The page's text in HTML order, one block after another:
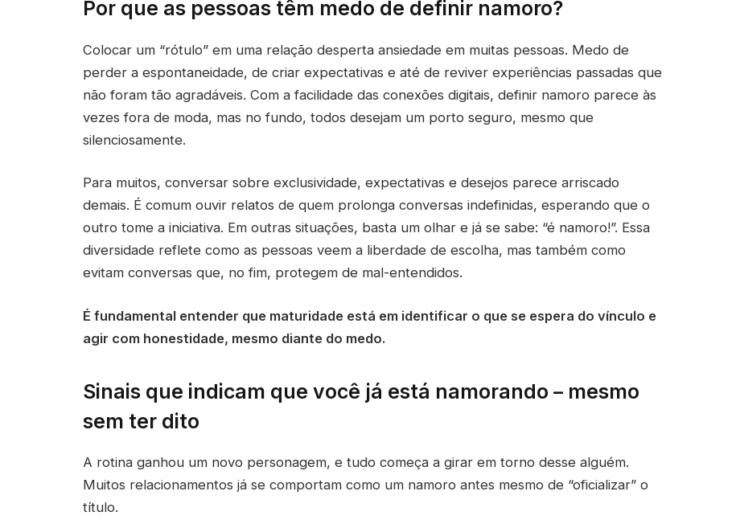
Por que as pessoas têm medo de definir namoro?
Colocar um “rótulo” em uma relação desperta ansiedade em muitas pessoas. Medo de
perder a espontaneidade, de criar expectativas e até de reviver experiências passadas que
não foram tão agradáveis. Com a facilidade das conexões digitais, definir namoro parece às
vezes fora de moda, mas no fundo, todos desejam um porto seguro, mesmo que
silenciosamente.
Para muitos, conversar sobre exclusividade, expectativas e desejos parece arriscado
demais. É comum ouvir relatos de quem prolonga conversas indefinidas, esperando que o
outro tome a iniciativa. Em outras situações, basta um olhar e já se sabe: “é namoro!”. Essa
diversidade reflete como as pessoas veem a liberdade de escolha, mas também como
evitam conversas que, no fim, protegem de mal-entendidos.
É fundamental entender que maturidade está em identificar o que se espera do vínculo e
agir com honestidade, mesmo diante do medo.
Sinais que indicam que você já está namorando – mesmo
sem ter dito
A rotina ganhou um novo personagem, e tudo começa a girar em torno desse alguém.
Muitos relacionamentos já se comportam como um namoro antes mesmo de “oficializar” o
título.